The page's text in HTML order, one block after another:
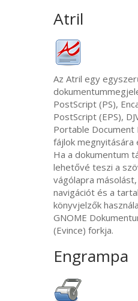
Atril
Az Atril egy
PostScript (PS),
PostScript (EPS),
Portable Document
fájlok megnyitására
Ha a dokumentum
lehetővé teszi a
vágólapra
navigációt és a
könyvjelzők
GNOME
(Evince) forkja.
Engrampa